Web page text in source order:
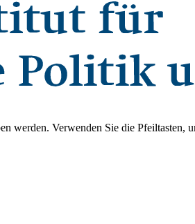
werden. Verwenden Sie die Pfeiltasten,